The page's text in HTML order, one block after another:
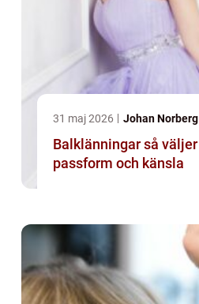
31 maj 2026 Johan Norberg
Balklänningar så väljer du rätt stil,
passform och känsla